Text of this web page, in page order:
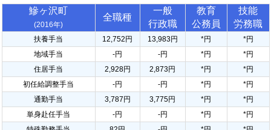
鰺ヶ沢町
(2016年)
全職種
一般
行政職
教育
公務員
技能
労務職
扶養手当 12,752円 13,983円 *円
*円
地域手当
-円 -円 *円
*円
住居手当
2,928円 2,873円 *円
*円
初任給調整手当
-円 -円 *円
*円
通勤手当
3,787円 3,775円 *円
*円
単身赴任手当
-円 -円 *円
*円